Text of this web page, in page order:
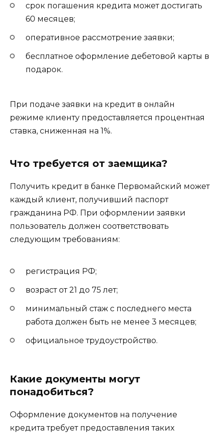
срок погашения кредита может достигать
60 месяцев;
оперативное рассмотрение заявки;
бесплатное оформление дебетовой карты в
подарок.
При подаче заявки на кредит в онлайн
режиме клиенту предоставляется процентная
ставка, сниженная на 1%.
Что требуется от заемщика?
Получить кредит в банке Первомайский может
каждый клиент, получивший паспорт
гражданина РФ. При оформлении заявки
пользователь должен соответствовать
следующим требованиям:
регистрация РФ;
возраст от 21 до 75 лет;
минимальный стаж с последнего места
работа должен быть не менее 3 месяцев;
официальное трудоустройство.
Какие документы могут
понадобиться?
Оформление документов на получение
кредита требует предоставления таких